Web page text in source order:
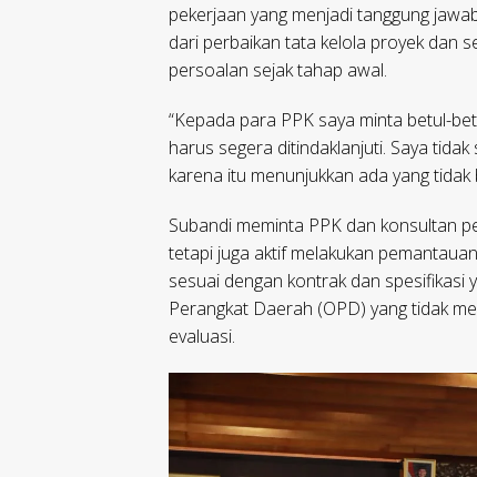
pekerjaan yang menjadi tanggung
dari perbaikan tata kelola proyek dan
persoalan sejak tahap awal.
“Kepada para PPK saya minta betul-
harus segera ditindaklanjuti. Saya
karena itu menunjukkan ada yang
Subandi meminta PPK dan konsultan
tetapi juga aktif melakukan
sesuai dengan kontrak dan spesifikasi
Perangkat Daerah (OPD) yang tidak
evaluasi.